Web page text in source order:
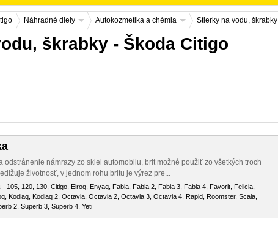
Náhradné diely Autokozmetika a chémia Stierky na vodu, škrabky
škrabky - Škoda Citigo
odstránenie námrazy zo skiel automobilu, brit možné použiť zo všetkých troch
životnosť, v jednom rohu britu je výrez pre...
105, 120, 130, Citigo, Elroq, Enyaq, Fabia, Fabia 2, Fabia 3, Fabia 4, Favorit, Felicia,
Kodiaq, Kodiaq 2, Octavia, Octavia 2, Octavia 3, Octavia 4, Rapid, Roomster, Scala,
2, Superb 3, Superb 4, Yeti